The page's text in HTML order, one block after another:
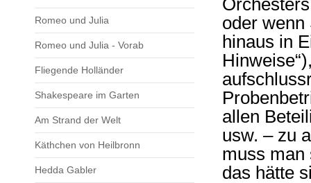
Romeo und Julia
Romeo und Julia - Vorab
Fliegende Holländer
Shakespeare im Garten
Am Strand der Welt
Käthchen von Heilbronn
Hedda Gabler
oder wenn
hinaus in
allen
usw. – zu
muss man
das hätte